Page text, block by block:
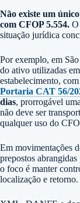
Não existe um
com CFOP 5.554. O
situação jurídica
Por exemplo, em
do ativo utilizadas
estabelecimento,
Portaria CAT 56/
dias, prorrogável
não deve ser
qualquer uso do
Em movimentações
prepostos abrangidas
o foco é manter
localização e retorno.